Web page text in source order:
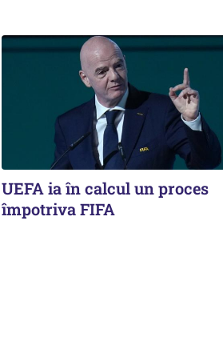
UEFA ia în calcul un proces
împotriva FIFA